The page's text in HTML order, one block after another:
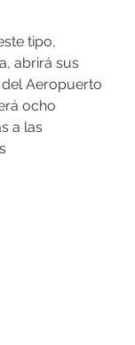
tipo,
abrirá sus
Aeropuerto
ocho
a las